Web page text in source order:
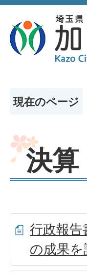
現在のページ
決算
行政報告
の成果